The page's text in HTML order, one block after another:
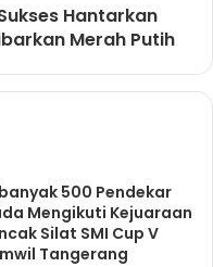
Hantarkan
Merah Putih
500 Pendekar
Mengikuti Kejuaraan
Silat SMI Cup V
Tangerang